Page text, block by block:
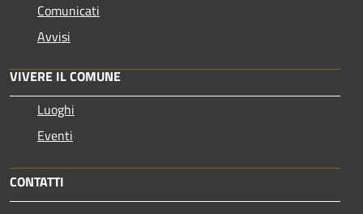
Comunicati
Avvisi
VIVERE IL COMUNE
Luoghi
Eventi
CONTATTI